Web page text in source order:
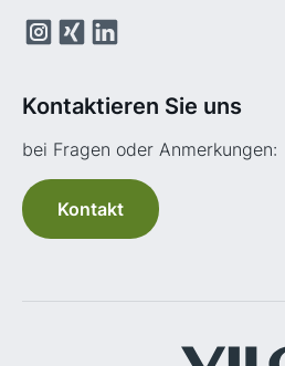
Kontaktieren Sie uns
bei Fragen oder Anmerkungen:
Kontakt